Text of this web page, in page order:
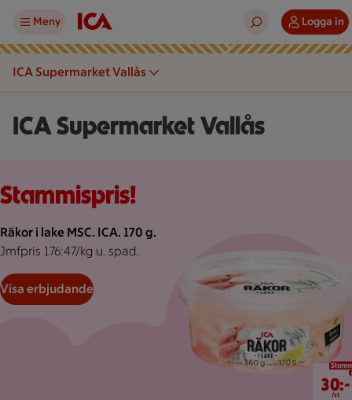
Meny Logga in
ICA Supermarket Vallås
ICA Supermarket Vallås
Stammispris!
Räkor i lake MSC. ICA. 170 g.
Jmfpris 176:47/kg u. spad.
Visa erbjudande
30 kr/st
30:-
/st